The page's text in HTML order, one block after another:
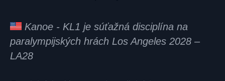
Kanoe - KL1 je súťažná disciplína na
paralympijských hrách Los Angeles 2028 –
LA28